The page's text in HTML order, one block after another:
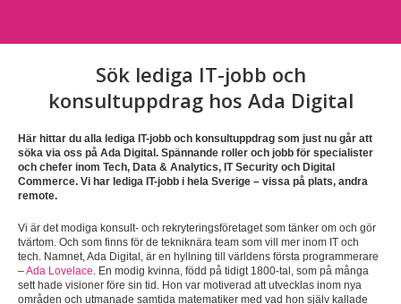
Sök lediga IT-jobb och
konsultuppdrag hos Ada Digital
Här hittar du alla lediga IT-jobb och konsultuppdrag som just nu går att
söka via oss på Ada Digital. Spännande roller och jobb för specialister
och chefer inom Tech, Data & Analytics, IT Security och Digital
Commerce. Vi har lediga IT-jobb i hela Sverige – vissa på plats, andra
remote.
Vi är det modiga konsult- och rekryteringsföretaget som tänker om och gör
tvärtom. Och som finns för de tekniknära team som vill mer inom IT och
tech. Namnet, Ada Digital, är en hyllning till världens första programmerare
–Ada Lovelace. En modig kvinna, född på tidigt 1800-tal, som på många
sett hade visioner före sin tid. Hon var motiverad att utvecklas inom nya
områden och utmanade samtida matematiker med vad hon själv kallade